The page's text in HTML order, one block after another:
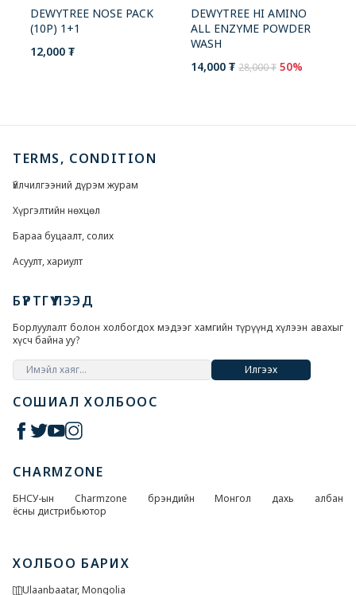
DEWYTREE NOSE PACK
(10P) 1+1
12,000 ₮
DEWYTREE HI AMINO
ALL ENZYME POWDER
WASH
14,000 ₮ 28,000 ₮ 50%
TERMS, CONDITION
Үйлчилгээний дүрэм журам
Хүргэлтийн нөхцөл
Бараа буцаалт, солих
Асуулт, хариулт
БҮРТГҮҮЛЭЭД
Борлуулалт болон холбогдох мэдээг хамгийн түрүүнд хүлээн авахыг
хүсч байна уу?
Илгээх
СОШИАЛ ХОЛБООС
CHARMZONE
БНСУ-ын Charmzone брэндийн Монгол дахь албан
ёсны дистрибьютор
ХОЛБОО БАРИХ
Ulaanbaatar, Mongolia